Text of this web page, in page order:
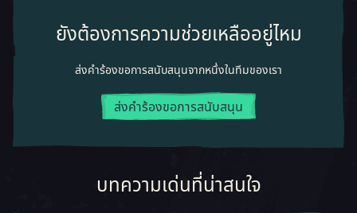
ยังต้องการความช่วยเหลืออยู่ไหม
ส่งคำร้องขอการสนับสนุนจากหนึ่งในทีมของเรา
ส่งคำร้องขอการสนับสนุน
บทความเด่นที่น่าสนใจ